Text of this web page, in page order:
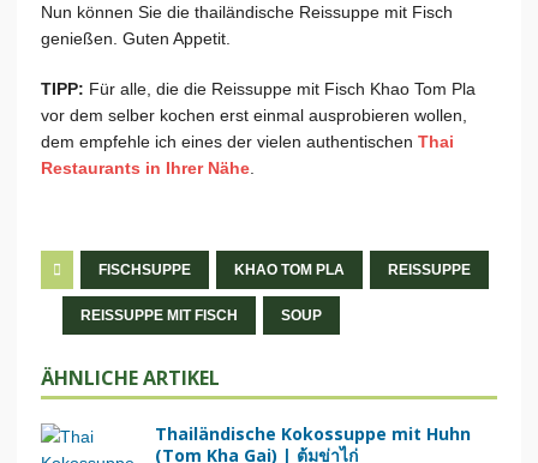
Nun können Sie die thailändische Reissuppe mit Fisch
genießen. Guten Appetit.
TIPP: Für alle, die die Reissuppe mit Fisch Khao Tom Pla
vor dem selber kochen erst einmal ausprobieren wollen,
dem empfehle ich eines der vielen authentischen Thai
Restaurants in Ihrer Nähe
FISCHSUPPE KHAO TOM PLA REISSUPPE
REISSUPPE MIT FISCH SOUP
ÄHNLICHE ARTIKEL
Thailändische Kokossuppe mit Huhn
(Tom Kha Gai) | ต้มข่าไก่